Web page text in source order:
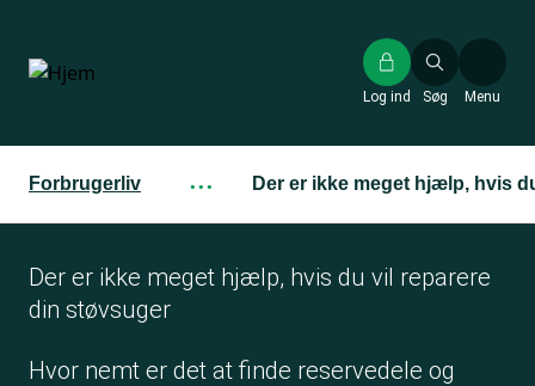
hovedindhold
Søg
Log ind Menu
Forbrugerliv ··· Der er ikke meget hjælp, hvis
Der er ikke meget hjælp, hvis du vil reparere
din støvsuger
Hvor nemt er det at finde reservedele og